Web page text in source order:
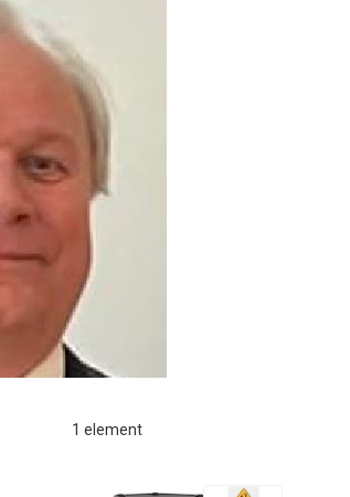
1 element